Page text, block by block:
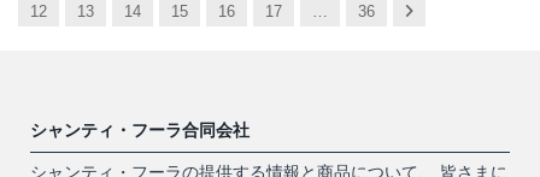
12
13 14 15 16 17 … 36 Next
シャンティ・フーラ合同会社
シャンティ・フーラの提供する情報と商品について、 皆さまに